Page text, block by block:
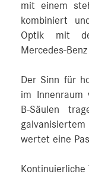
mit einem
kombiniert
Optik mit
Der Sinn für
im Innenraum
B‑Säulen
galvanisiertem
wertet eine